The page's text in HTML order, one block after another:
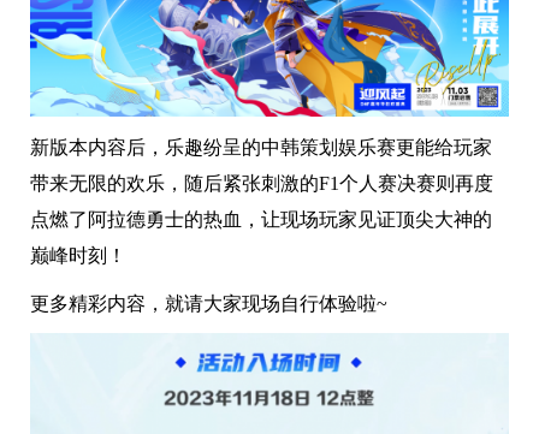
新版本内容后，乐趣纷呈的中韩策划娱乐赛更能给玩家
带来无限的欢乐，随后紧张刺激的F1个人赛决赛则再度
点燃了阿拉德勇士的热血，让现场玩家见证顶尖大神的
巅峰时刻！
更多精彩内容，就请大家现场自行体验啦~